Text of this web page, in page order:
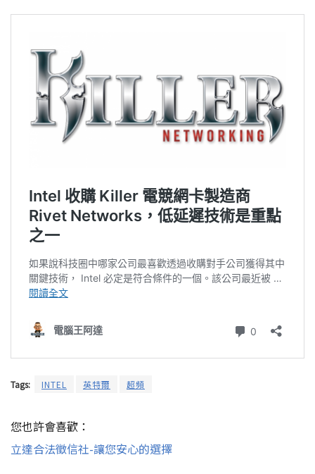
Tags: INTEL 英特爾 超頻
您也許會喜歡：
立達合法徵信社-讓您安心的選擇